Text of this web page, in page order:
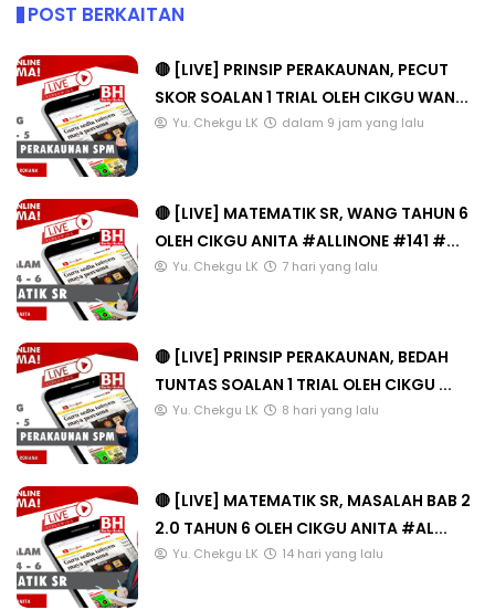
POST BERKAITAN
🔴 [LIVE] PRINSIP PERAKAUNAN, PECUT
SKOR SOALAN 1 TRIAL OLEH CIKGU WAN...
Yu. Chekgu LK dalam 9 jam yang lalu
🔴 [LIVE] MATEMATIK SR, WANG TAHUN 6
OLEH CIKGU ANITA #ALLINONE #141 #...
Yu. Chekgu LK 7 hari yang lalu
🔴 [LIVE] PRINSIP PERAKAUNAN, BEDAH
TUNTAS SOALAN 1 TRIAL OLEH CIKGU ...
Yu. Chekgu LK 8 hari yang lalu
🔴 [LIVE] MATEMATIK SR, MASALAH BAB 2
2.0 TAHUN 6 OLEH CIKGU ANITA #AL...
Yu. Chekgu LK 14 hari yang lalu